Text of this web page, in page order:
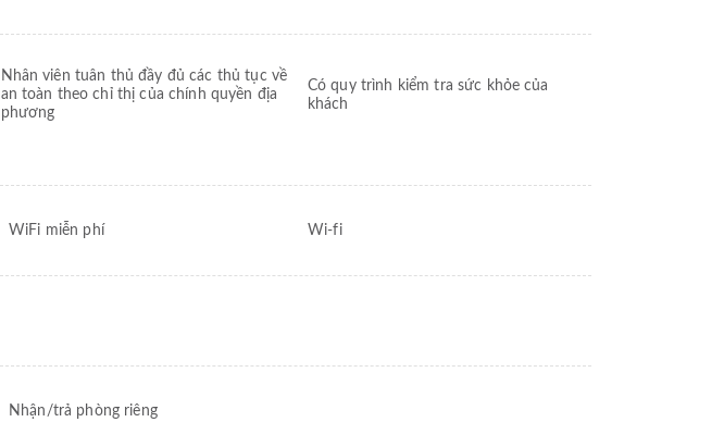
Nhân viên tuân thủ đầy đủ các thủ tục về
an toàn theo chỉ thị của chính quyền địa
phương
Có quy trình kiểm tra sức khỏe của
khách
WiFi miễn phí Wi-fi
Nhận/trả phòng riêng